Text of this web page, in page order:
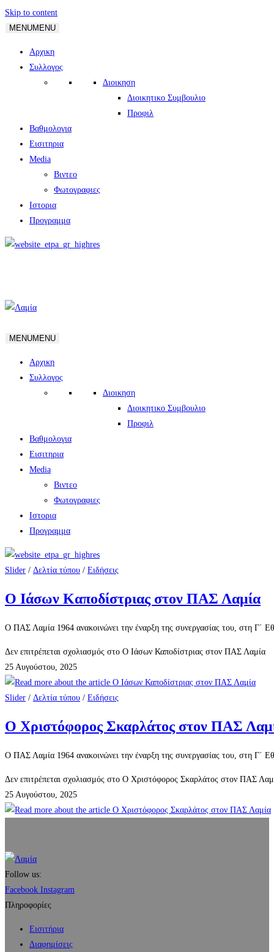
Skip to content
MENUMENU
Αρχικη
Συλλογος
Διοικηση
Διοικητικο Συμβουλιο
Προφιλ
Βαθμολογια
Εισιτηρια
Media
Βιντεο
Φωτογραφιες
Ιστορια
Πρoγραμμα
MENUMENU
Αρχικη
Συλλογος
Διοικηση
Διοικητικο Συμβουλιο
Προφιλ
Βαθμολογια
Εισιτηρια
Media
Βιντεο
Φωτογραφιες
Ιστορια
Πρoγραμμα
Slider / Δελτία τύπου / Ειδήσεις
Ο Ιάσων Καποδίστριας στον ΠΑΣ Λαμία
Ο ΠΑΣ Λαμία 1964 ανακοινώνει την έναρξη της συνεργασίας του, στη Γ΄
Δεν επιτρέπεται σχολιασμός στο Ο Ιάσων Καποδίστριας στον ΠΑΣ Λαμία
25 Αυγούστου, 2025
Slider / Δελτία τύπου / Ειδήσεις
Ο Χριστόφορος Σκαρλάτος στον ΠΑΣ
Ο ΠΑΣ Λαμία 1964 ανακοινώνει την έναρξη της συνεργασίας του, στη Γ΄
Δεν επιτρέπεται σχολιασμός στο Ο Χριστόφορος Σκαρλάτος στον ΠΑΣ
25 Αυγούστου, 2025
Follow us:
Facebook Instagram
Πληροφορίες
Εισιτήρια
Διαφημίσεις